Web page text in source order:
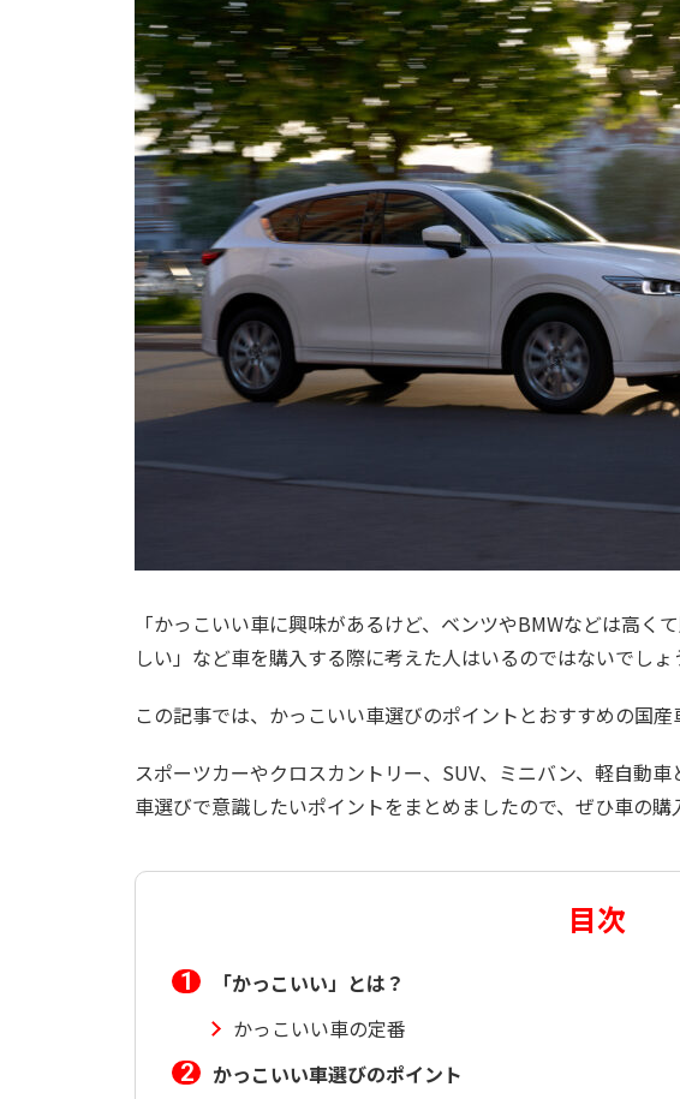
「かっこいい車に興味があるけど、ベンツやBMWなどは高く
しい」など車を購入する際に考えた人はいるのではないでしょ
この記事では、かっこいい車選びのポイントとおすすめの国産
スポーツカーやクロスカントリー、SUV、ミニバン、軽自動
車選びで意識したいポイントをまとめましたので、ぜひ車の購
目次
「かっこいい」とは？
かっこいい車の定番
かっこいい車選びのポイント